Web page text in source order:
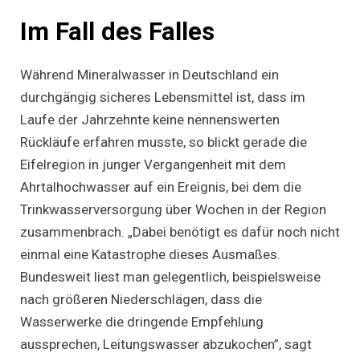
Im Fall des Falles
Während Mineralwasser in Deutschland ein
durchgängig sicheres Lebensmittel ist, dass im
Laufe der Jahrzehnte keine nennenswerten
Rückläufe erfahren musste, so blickt gerade die
Eifelregion in junger Vergangenheit mit dem
Ahrtalhochwasser auf ein Ereignis, bei dem die
Trinkwasserversorgung über Wochen in der Region
zusammenbrach. „Dabei benötigt es dafür noch nicht
einmal eine Katastrophe dieses Ausmaßes.
Bundesweit liest man gelegentlich, beispielsweise
nach größeren Niederschlägen, dass die
Wasserwerke die dringende Empfehlung
aussprechen, Leitungswasser abzukochen”, sagt